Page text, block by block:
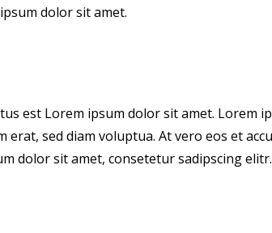
dolor sit amet.
est Lorem ipsum dolor sit amet. Lorem
sed diam voluptua. At vero eos et
dolor sit amet, consetetur sadipscing elitr.